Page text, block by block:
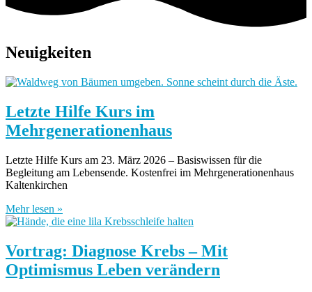
Neuigkeiten
Letzte Hilfe Kurs im
Mehrgenerationenhaus
Letzte Hilfe Kurs am 23. März 2026 – Basiswissen für die
Begleitung am Lebensende. Kostenfrei im Mehrgenerationenhaus
Kaltenkirchen
Mehr lesen »
Vortrag: Diagnose Krebs – Mit
Optimismus Leben verändern